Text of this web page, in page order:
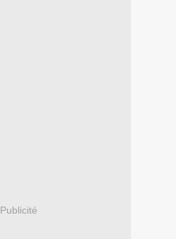
Publicité